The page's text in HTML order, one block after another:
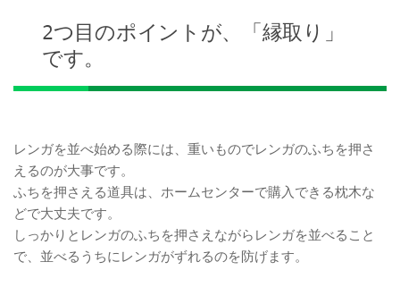
2つ目のポイントが、「縁取り」
です。
レンガを並べ始める際には、重いものでレンガのふちを押さ
えるのが大事です。
ふちを押さえる道具は、ホームセンターで購入できる枕木な
どで大丈夫です。
しっかりとレンガのふちを押さえながらレンガを並べること
で、並べるうちにレンガがずれるのを防げます。